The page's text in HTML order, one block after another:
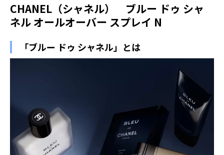
CHANEL（シャネル） ブルー ドゥ シャ
ネル オールオーバー スプレイ N
「ブルー ドゥ シャネル」とは